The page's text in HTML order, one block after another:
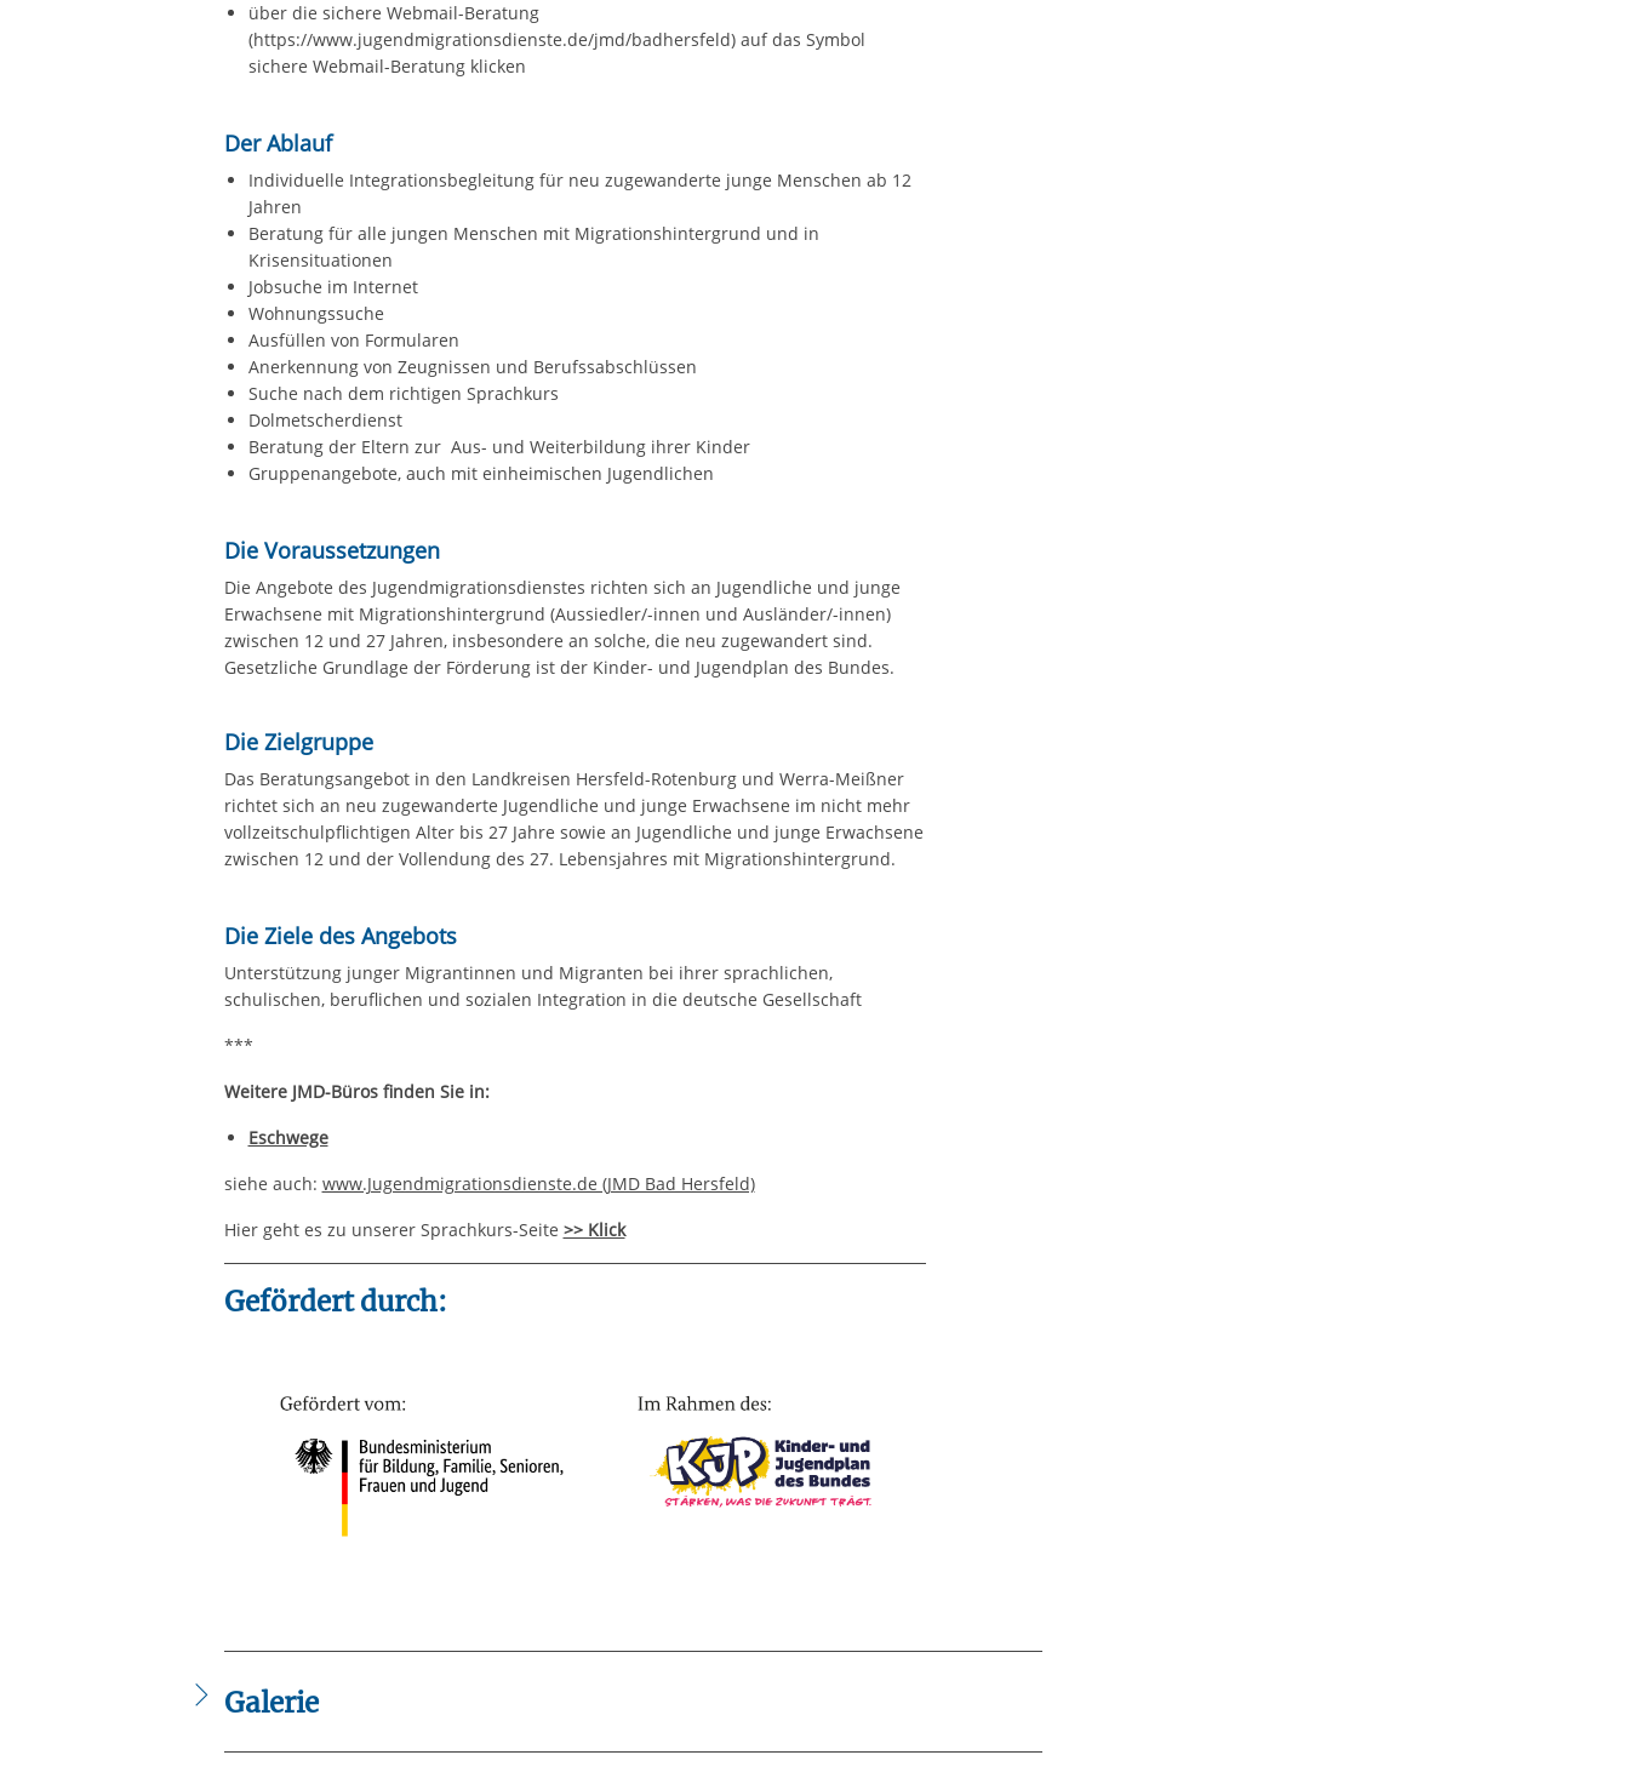
über die sichere Webmail-Beratung
(https://www.jugendmigrationsdienste.de/jmd/badhersfeld) auf das Symbol
sichere Webmail-Beratung klicken
Der Ablauf
Individuelle Integrationsbegleitung für neu zugewanderte junge Menschen ab 12
Jahren
Beratung für alle jungen Menschen mit Migrationshintergrund und in
Krisensituationen
Jobsuche im Internet
Wohnungssuche
Ausfüllen von Formularen
Anerkennung von Zeugnissen und Berufssabschlüssen
Suche nach dem richtigen Sprachkurs
Dolmetscherdienst
Beratung der Eltern zur Aus- und Weiterbildung ihrer Kinder
Gruppenangebote, auch mit einheimischen Jugendlichen
Die Voraussetzungen
Die Angebote des Jugendmigrationsdienstes richten sich an Jugendliche und junge
Erwachsene mit Migrationshintergrund (Aussiedler/-innen und Ausländer/-innen)
zwischen 12 und 27 Jahren, insbesondere an solche, die neu zugewandert sind.
Gesetzliche Grundlage der Förderung ist der Kinder- und Jugendplan des Bundes.
Die Zielgruppe
Das Beratungsangebot in den Landkreisen Hersfeld-Rotenburg und Werra-Meißner
richtet sich an neu zugewanderte Jugendliche und junge Erwachsene im nicht mehr
vollzeitschulpflichtigen Alter bis 27 Jahre sowie an Jugendliche und junge Erwachsene
zwischen 12 und der Vollendung des 27. Lebensjahres mit Migrationshintergrund.
Die Ziele des Angebots
Unterstützung junger Migrantinnen und Migranten bei ihrer sprachlichen,
schulischen, beruflichen und sozialen Integration in die deutsche Gesellschaft
***
Weitere JMD-Büros finden Sie in:
Eschwege
siehe auch: www.Jugendmigrationsdienste.de (JMD Bad Hersfeld)
Hier geht es zu unserer Sprachkurs-Seite >> Klick
Gefördert durch:
Galerie